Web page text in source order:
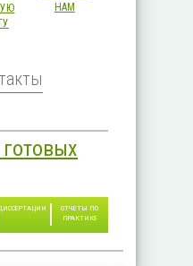
НАМ
ОТЧЕТЫ ПО
ПРАКТИКЕ